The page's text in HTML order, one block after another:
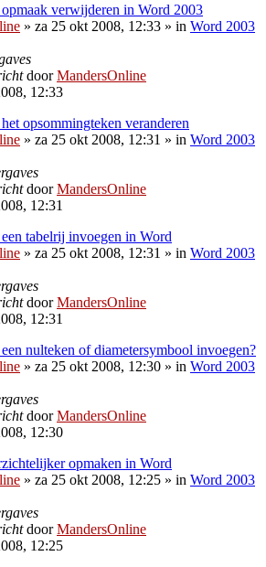
verwijderen in Word 2003
» za 25 okt 2008, 12:33 » in Word 2003
doorMandersOnline
12:33
opsommingteken veranderen
» za 25 okt 2008, 12:31 » in Word 2003
doorMandersOnline
12:31
tabelrij invoegen in Word
» za 25 okt 2008, 12:31 » in Word 2003
doorMandersOnline
12:31
nulteken of diametersymbool invoegen?
» za 25 okt 2008, 12:30 » in Word 2003
doorMandersOnline
12:30
opmaken in Word
» za 25 okt 2008, 12:25 » in Word 2003
doorMandersOnline
12:25